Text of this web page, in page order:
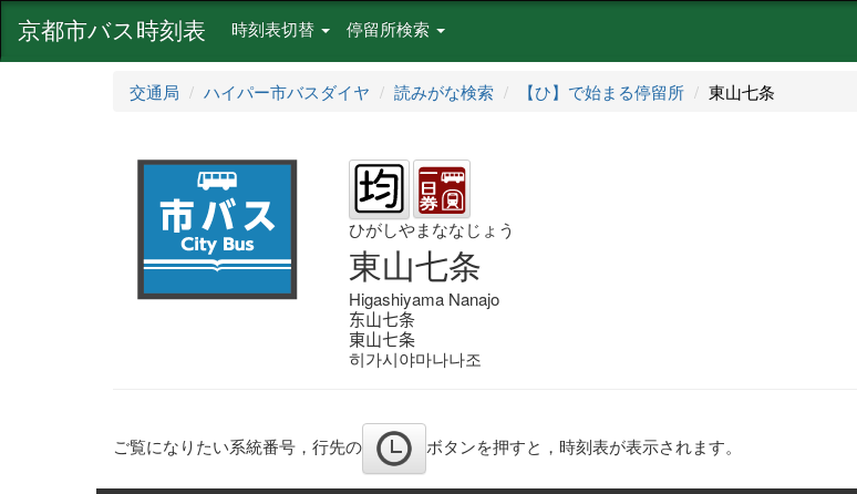
京都市バス時刻表 時刻表切替 停留所検索
交通局 ハイパー市バスダイヤ 読みがな検索 【ひ】で始まる停留所 東山七条
ひがしやまななじょう
東山七条
Higashiyama Nanajo
东山七条
東山七条
히가시야마나나조
ご覧になりたい系統番号，行先の ボタンを押すと，時刻表が表示されます。